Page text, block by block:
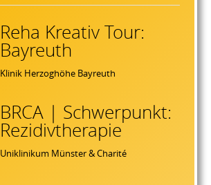
Reha Kreativ Tour:
Bayreuth
Klinik Herzoghöhe Bayreuth
BRCA | Schwerpunkt:
Rezidivtherapie
Uniklinikum Münster & Charité